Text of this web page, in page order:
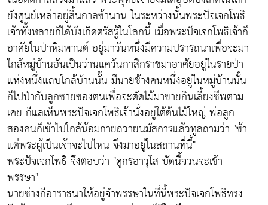
ยังศูนย์เหล่าอยู่สิ้นกาลช้านาน ในระหว่างนั้นพระปัจเจกโพธิ
เจ้าทั้งหลายก็ได้บังเกิดตรัสรู้ในโลกนี้ เมื่อพระปัจเจกโพธิเจ้าก็
อาศัยในป่าหิมพานต์ อยู่มาวันหนึ่งมีความปรารถนาเพื่อจะมา
ใกล้หมู่บ้านอันเป็นว่านแคว้นกาสิกราชมาอาศัยอยู่ในรายป่า
แห่งหนึ่งแถบใกล้บ้านนั้น มีนายช้างคนหนึ่งอยู่ในหมู่บ้านนั้น
ก็ไปป่ากับลูกชายของตนเพื่อจะตัดไม้มาขายกินเลี้ยงชีพตาม
เคย ก็แลเห็นพระปัจเจกโพธิเจ้านั่งอยู่ใต้ต้นไม้ใหญ่ พ่อลูก
สองคนก็เข้าไปใกล้น้อมกายถวายนมัสการแล้วทูลถามว่า "ข้า
แต่พระผู้เป็นเจ้าจะไปไหน จึงมาอยู่ในสถานที่นี้"
พระปัจเจกโพธิ จึงตอบว่า "ดูกรอาวุโส บัดนี้จวนจะเข้า
พรรษา"
นายช่างก็อาราธนาให้อยู่จำพรรษาในที่นี้พระปัจเจกโพธิทรง